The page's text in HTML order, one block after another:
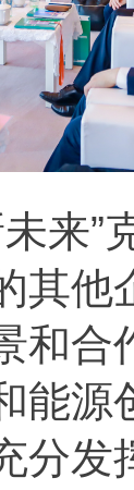
来”
其他
和合
能源
分发